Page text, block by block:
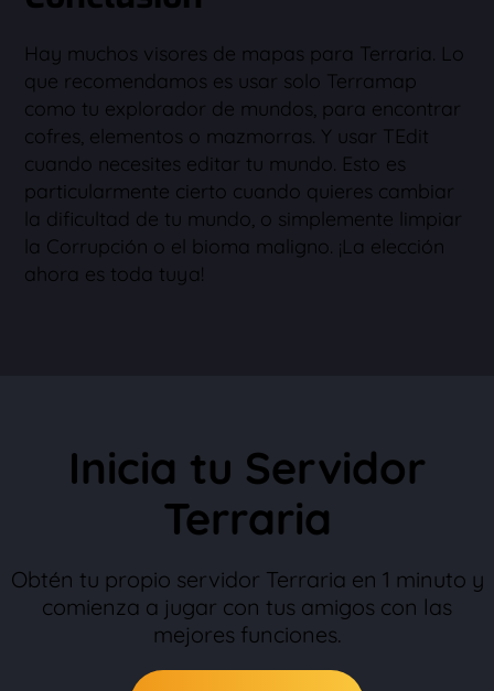
Hay muchos visores de mapas para Terraria. Lo
que recomendamos es usar solo Terramap
como tu explorador de mundos, para encontrar
cofres, elementos o mazmorras. Y usar TEdit
cuando necesites editar tu mundo. Esto es
particularmente cierto cuando quieres cambiar
la dificultad de tu mundo, o simplemente limpiar
la Corrupción o el bioma maligno. ¡La elección
ahora es toda tuya!
Inicia tu Servidor
Terraria
Obtén tu propio servidor Terraria en 1 minuto y
comienza a jugar con tus amigos con las
mejores funciones.